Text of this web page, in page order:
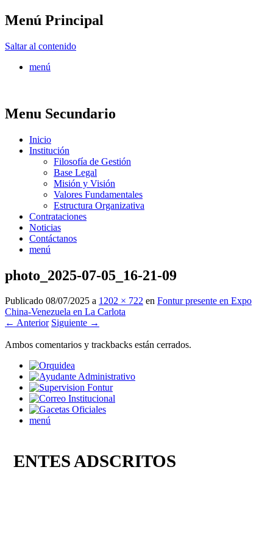
Menú Principal
Saltar al contenido
menú
Menu Secundario
Inicio
Institución
Filosofía de Gestión
Base Legal
Misión y Visión
Valores Fundamentales
Estructura Organizativa
Contrataciones
Noticias
Contáctanos
menú
photo_2025-07-05_16-21-09
Publicado 08/07/2025 a 1202 × 722 en Fontur presente en Expo
China-Venezuela en La Carlota
← Anterior Siguiente →
Ambos comentarios y trackbacks están cerrados.
menú
ENTES ADSCRITOS